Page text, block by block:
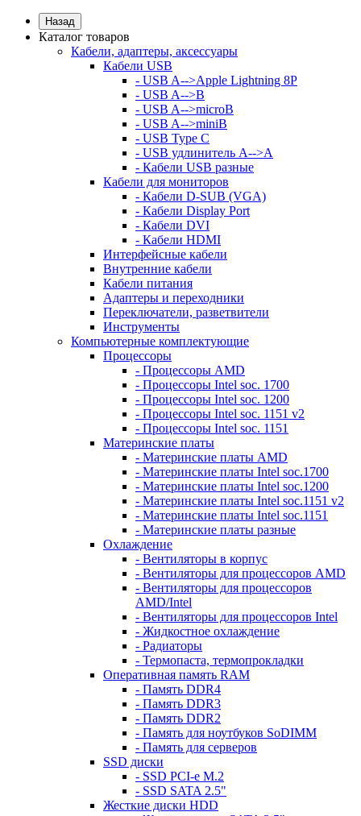
Назад
Каталог товаров
Кабели, адаптеры, аксессуары
Кабели USB
- USB A-->Apple Lightning 8P
- USB A-->B
- USB A-->microB
- USB A-->miniB
- USB Type C
- USB удлинитель A-->A
- Кабели USB разные
Кабели для мониторов
- Кабели D-SUB (VGA)
- Кабели Display Port
- Кабели DVI
- Кабели HDMI
Интерфейсные кабели
Внутренние кабели
Кабели питания
Адаптеры и переходники
Переключатели, разветвители
Инструменты
Компьютерные комплектующие
Процессоры
- Процессоры AMD
- Процессоры Intel soc. 1700
- Процессоры Intel soc. 1200
- Процессоры Intel soc. 1151 v2
- Процессоры Intel soc. 1151
Материнские платы
- Материнские платы AMD
- Материнские платы Intel soc.1700
- Материнские платы Intel soc.1200
- Материнские платы Intel soc.1151 v2
- Материнские платы Intel soc.1151
- Материнские платы разные
Охлаждение
- Вентиляторы в корпус
- Вентиляторы для процессоров AMD
- Вентиляторы для процессоров
AMD/Intel
- Вентиляторы для процессоров Intel
- Жидкостное охлаждение
- Радиаторы
- Термопаста, термопрокладки
Оперативная память RAM
- Память DDR4
- Память DDR3
- Память DDR2
- Память для ноутбуков SoDIMM
- Память для серверов
SSD диски
- SSD PCI-e M.2
- SSD SATA 2.5"
Жесткие диски HDD